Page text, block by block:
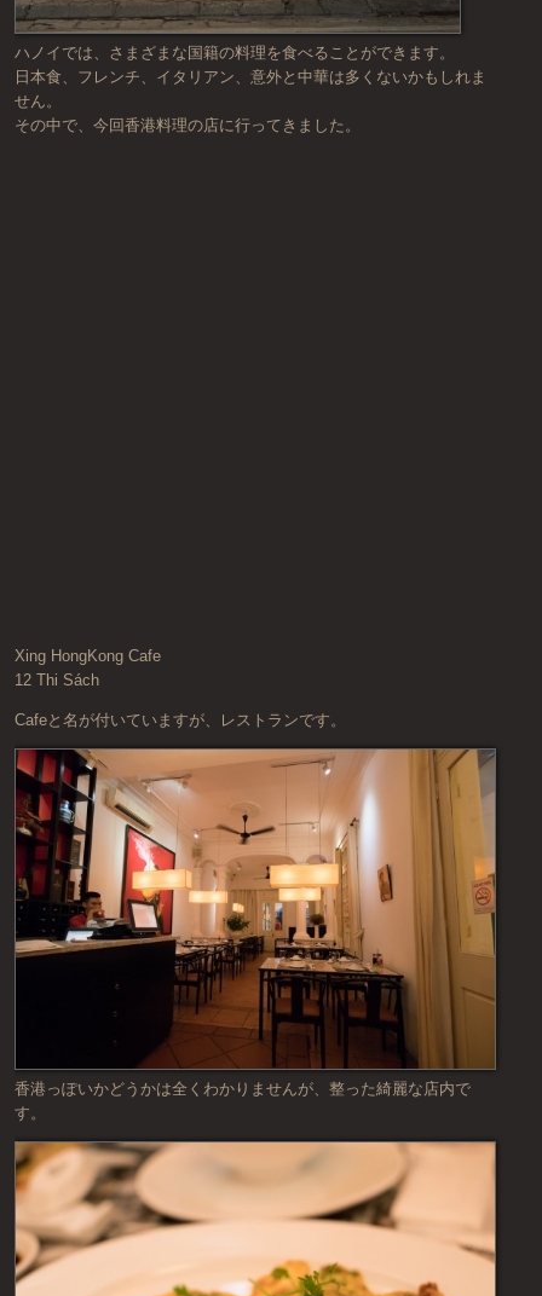
ハノイでは、さまざまな国籍の料理を食べることができます。
日本食、フレンチ、イタリアン、意外と中華は多くないかもしれま
せん。
その中で、今回香港料理の店に行ってきました。
Xing HongKong Cafe
12 Thi Sách
Cafeと名が付いていますが、レストランです。
香港っぽいかどうかは全くわかりませんが、整った綺麗な店内で
す。